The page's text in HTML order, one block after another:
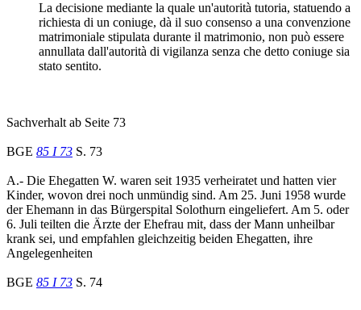
La decisione mediante la quale un'autorità tutoria, statuendo a
richiesta di un coniuge, dà il suo consenso a una convenzione
matrimoniale stipulata durante il matrimonio, non può essere
annullata dall'autorità di vigilanza senza che detto coniuge sia
stato sentito.
Sachverhalt ab Seite 73
BGE 85 I 73 S. 73
A.- Die Ehegatten W. waren seit 1935 verheiratet und hatten vier
Kinder, wovon drei noch unmündig sind. Am 25. Juni 1958 wurde
der Ehemann in das Bürgerspital Solothurn eingeliefert. Am 5. oder
6. Juli teilten die Ärzte der Ehefrau mit, dass der Mann unheilbar
krank sei, und empfahlen gleichzeitig beiden Ehegatten, ihre
Angelegenheiten
BGE 85 I 73 S. 74